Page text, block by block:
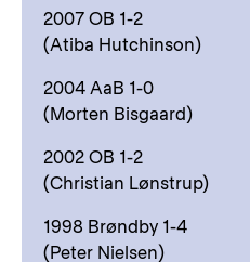
2007 OB 1-2
(Atiba Hutchinson)
2004 AaB 1-0
(Morten Bisgaard)
2002 OB 1-2
(Christian Lønstrup)
1998 Brøndby 1-4
(Peter Nielsen)